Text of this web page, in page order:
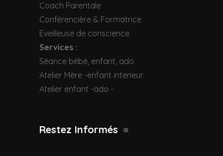
Coach Parentale
Conférencière & Formatrice
Eveilleuse de conscience
Services :
Séance bébé, enfant, ado
Atelier Mère -enfant interieur
Atelier enfant -ado -
Restez Informés